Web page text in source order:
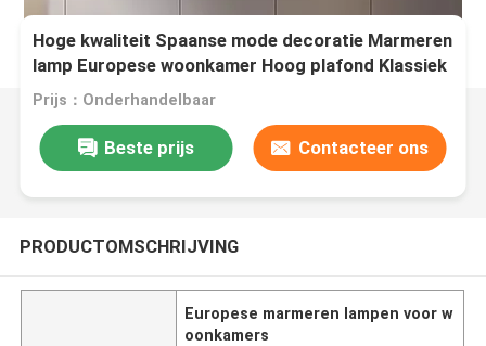
Hoge kwaliteit Spaanse mode decoratie Marmeren
lamp Europese woonkamer Hoog plafond Klassiek
kwartssteen ronde kandelaar
Prijs：Onderhandelbaar
Beste prijs Contacteer ons
PRODUCTOMSCHRIJVING
Europese marmeren lampen voor w
oonkamers